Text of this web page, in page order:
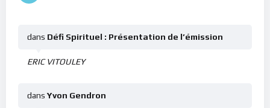
ERIC VITOULEY
dans Défi Spirituel : Présentation de l’émission
dans Yvon Gendron